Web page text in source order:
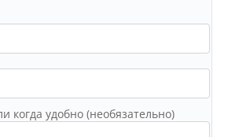
когда удобно (необязательно)